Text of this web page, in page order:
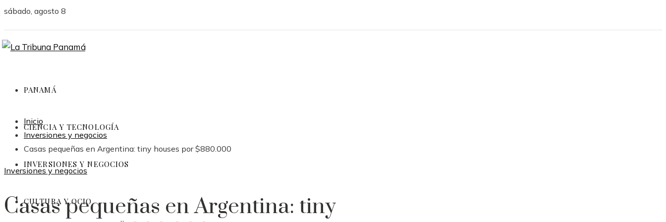
sábado, agosto 8
PANAMÁ
CIENCIA Y TECNOLOGÍA
INVERSIONES Y NEGOCIOS
CULTURA Y OCIO
Inicio
Inversiones y negocios
Casas pequeñas en Argentina: tiny houses por $880.000
Inversiones y negocios
Casas pequeñas en Argentina: tiny